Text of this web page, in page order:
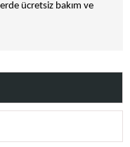
ücretsiz bakım ve